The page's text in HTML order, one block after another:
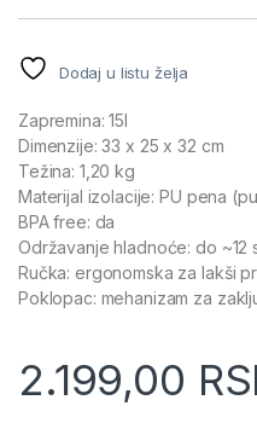
Dodaj u listu želja
Zapremina: 15l
Dimenzije: 33 x 25 x 32 cm
Težina: 1,20 kg
Materijal izolacije: PU pena
BPA free: da
Održavanje hladnoće: do ~12
Ručka: ergonomska za lakši
Poklopac: mehanizam za
2.199,00